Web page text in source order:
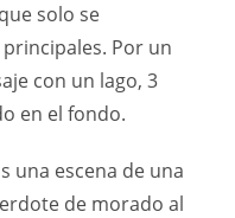
solo se
Por un
con un lago, 3
en el fondo.
una escena de una
de morado al